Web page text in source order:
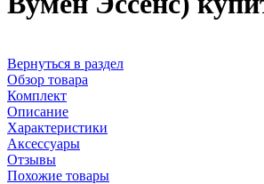
Вернуться в раздел
Обзор товара
Комплект
Описание
Характеристики
Аксессуары
Отзывы
Похожие товары